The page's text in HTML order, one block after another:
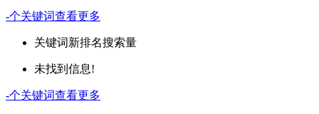
-个关键词查看更多
关键词新排名搜索量
未找到信息!
-个关键词查看更多